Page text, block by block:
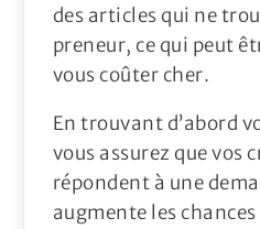
des articles qui ne
preneur, ce qui peut
vous coûter cher.
En trouvant d’abord
vous assurez que
répondent à une
augmente les